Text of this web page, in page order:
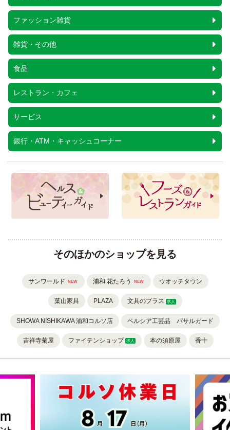
ファッション雑貨
雑貨・その他
食品
レストラン・カフェ
サービス
銀行・ATM・キャッシュコーナー
そのほかのショップを見る
サンワールド NEW 浦和 花たろう NEW ウオッチタウン
葉山家具 PLAZA 文具のプラス 求人
SHOWA NISHIKAWA 浦和コルソ店 ペルシア工芸品 パサルガード
吉祥寺菊屋 ファイテンショップ 求人 本の須原屋 香十